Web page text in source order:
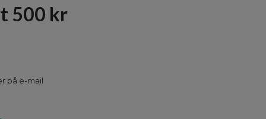
500 kr
på e-mail